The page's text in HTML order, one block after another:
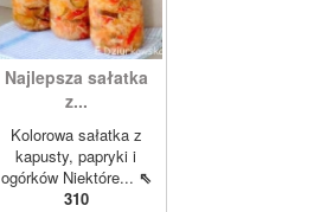
Najlepsza sałatka
z...
Kolorowa sałatka z
kapusty, papryki i
ogórków Niektóre... ⇖
310